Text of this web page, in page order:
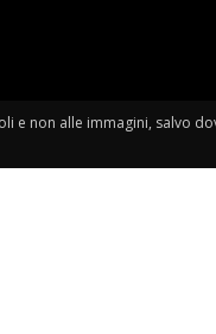
e non alle immagini, salvo